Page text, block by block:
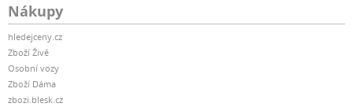
Nákupy
hledejceny.cz
Zboží Živě
Osobní vozy
Zboží Dáma
zbozi.blesk.cz